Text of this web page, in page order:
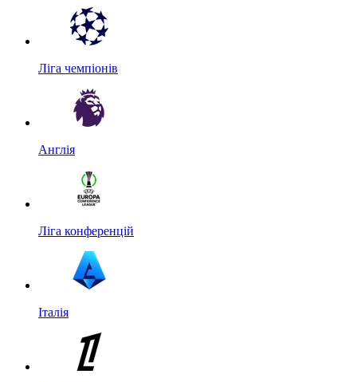
Ліга чемпіонів
Англія
Ліга конференцій
Італія